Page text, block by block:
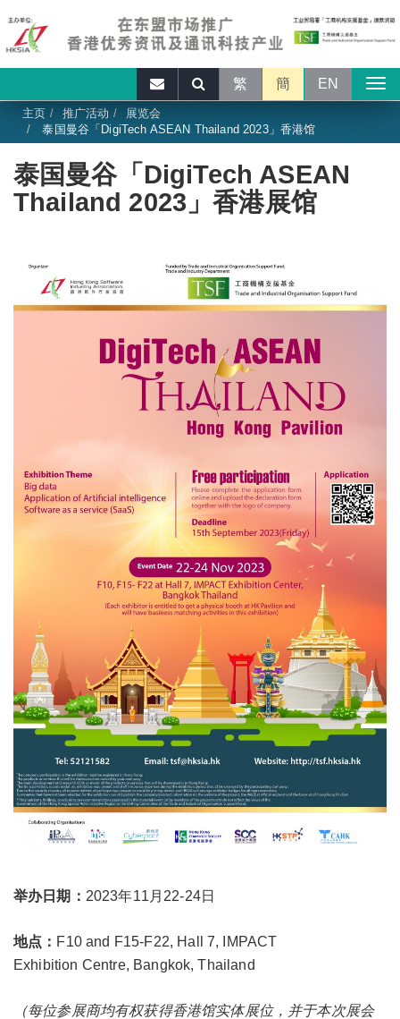
繁 簡 EN
主页 推广活动
展览会
泰国曼谷「DigiTech ASEAN Thailand 2023」香港馆
泰国曼谷「DigiTech ASEAN
Thailand 2023」香港展馆
举办日期： 2023年11月22-24日​
地点： F10 and F15-F22, Hall 7, IMPACT
Exhibition Centre, Bangkok, Thailand
（每位参展商均有权获得香港馆实体展位，并于本次展会